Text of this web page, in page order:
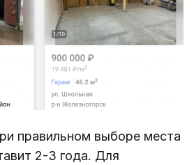
правильном выборе места
2-3 года. Для